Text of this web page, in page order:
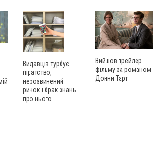
Видавців турбує
піратство,
нерозвинений
ринок і брак знань
про нього
Вийшов трейлер
фільму за романом
Донни Тарт